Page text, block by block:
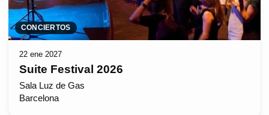
CONCIERTOS
22 ene 2027
Suite Festival 2026
Sala Luz de Gas
Barcelona